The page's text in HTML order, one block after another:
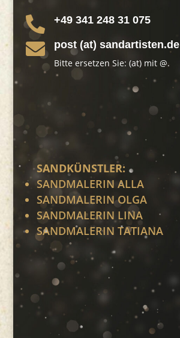
 +49 341 248 31 075
 post (at) sandartisten.de
Bitte ersetzen Sie: (at) mit @.
SANDKÜNSTLER:
SANDMALERIN ALLA
SANDMALERIN OLGA
SANDMALERIN LINA
SANDMALERIN TATIANA